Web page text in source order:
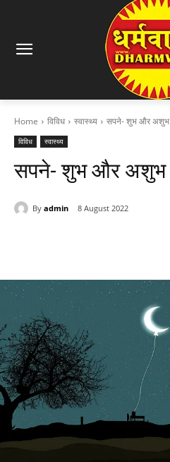
Home विविध स्वास्थ्य सपने- शुभ और अशुभ
विविध स्वास्थ्य
सपने- शुभ और अशुभ
By admin 8 August 2022